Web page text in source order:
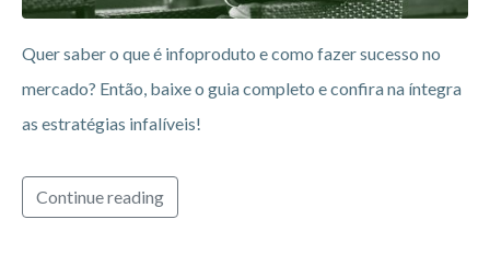
Quer saber o que é infoproduto e como fazer sucesso no
mercado? Então, baixe o guia completo e confira na íntegra
as estratégias infalíveis!
Continue reading